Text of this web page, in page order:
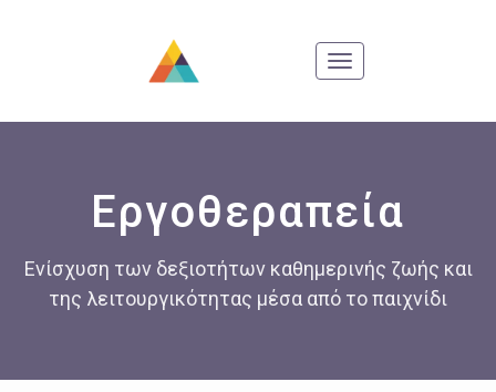
Εργοθεραπεία
Ενίσχυση των δεξιοτήτων καθημερινής ζωής και
της λειτουργικότητας μέσα από το παιχνίδι